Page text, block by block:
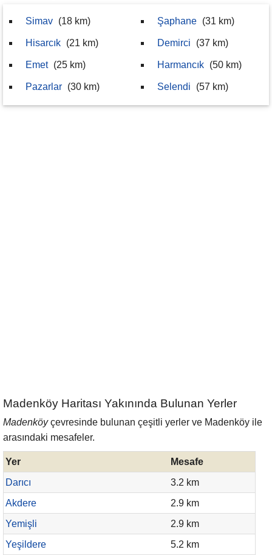
Simav (18 km)
Hisarcık (21 km)
Emet (25 km)
Pazarlar (30 km)
Şaphane (31 km)
Demirci (37 km)
Harmancık (50 km)
Selendi (57 km)
Madenköy Haritası Yakınında Bulunan Yerler
Madenköyçevresinde bulunan çeşitli yerler ve Madenköy ile
arasındaki mesafeler.
Yer
Mesafe
Darıcı
3.2 km
Akdere
2.9 km
Yemişli
2.9 km
Yeşildere
5.2 km